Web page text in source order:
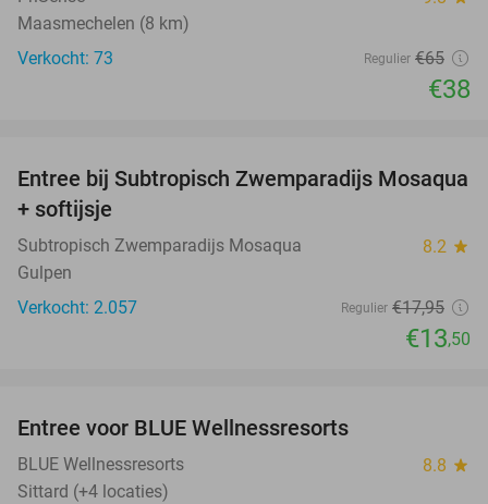
Maasmechelen (8 km)
Verkocht: 73
Regulier €65
€38
25%
Entree bij Subtropisch Zwemparadijs Mosaqua
+ softijsje
Subtropisch Zwemparadijs Mosaqua 8.2 star
Gulpen
Verkocht: 2.057
Regulier €17,95
€13,50
Entree voor BLUE Wellnessresorts
BLUE Wellnessresorts 8.8 star
Sittard (+4 locaties)